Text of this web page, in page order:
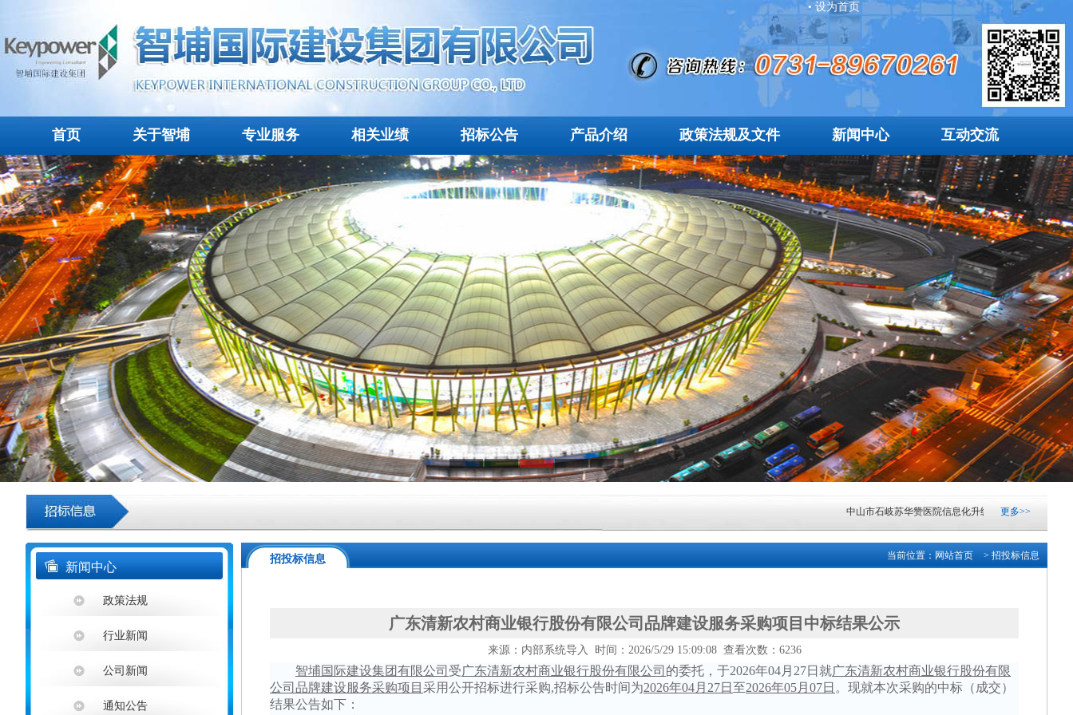
• 设为首页
首页 关于智埔 专业服务 相关业绩 招标公告 产品介绍 政策法规及文件 新闻中心 互动交流
中山市石岐苏华赞医院信息化升级项目市场调研公告
中山市东凤人民医院血液透析滤过机采购项目成交结果公
湖南银行“乐享消费·金融‘湘’邀”金融消费专项活动—子
更多>>
新闻中心
政策法规
行业新闻
公司新闻
通知公告
招投标信息 当前位置： 网站首页 > 招投标信息
广东清新农村商业银行股份有限公司品牌建设服务采购项目中标结果公示
来源：内部系统导入 时间：2026/5/29 15:09:08 查看次数：6236
智埔国际建设集团有限公司 受广东清新农村商业银行股份有限公司 的委托，于2026年04月27日 就广东清新农村商业银行股份有限
公司品牌建设服务采购项目 采用公开招标进行采购,招标公告时间为2026年04月 27日 至2026年05月 07日 。现就本次采购的中标（成交）
结果公告如下：